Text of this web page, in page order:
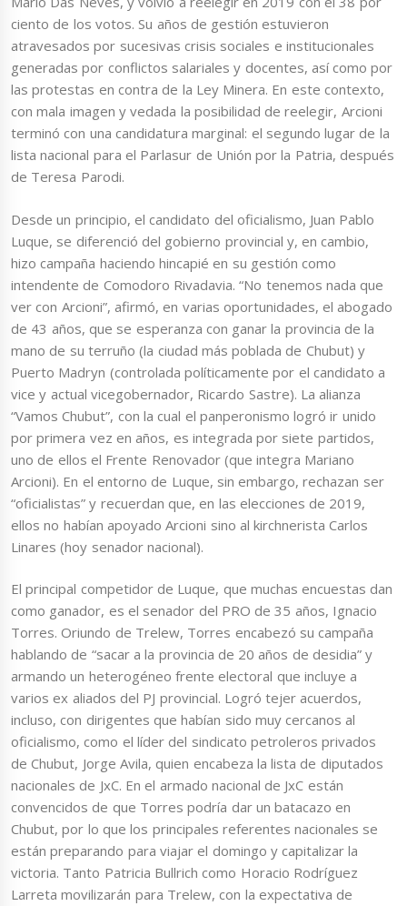
ciento de los votos. Su años de gestión estuvieron
atravesados por sucesivas crisis sociales e institucionales
generadas por conflictos salariales y docentes, así como por
las protestas en contra de la Ley Minera. En este contexto,
con mala imagen y vedada la posibilidad de reelegir, Arcioni
terminó con una candidatura marginal: el segundo lugar de la
lista nacional para el Parlasur de Unión por la Patria, después
de Teresa Parodi.
Desde un principio, el candidato del oficialismo, Juan Pablo
Luque, se diferenció del gobierno provincial y, en cambio,
hizo campaña haciendo hincapié en su gestión como
intendente de Comodoro Rivadavia. “No tenemos nada que
ver con Arcioni”, afirmó, en varias oportunidades, el abogado
de 43 años, que se esperanza con ganar la provincia de la
mano de su terruño (la ciudad más poblada de Chubut) y
Puerto Madryn (controlada políticamente por el candidato a
vice y actual vicegobernador, Ricardo Sastre). La alianza
“Vamos Chubut”, con la cual el panperonismo logró ir unido
por primera vez en años, es integrada por siete partidos,
uno de ellos el Frente Renovador (que integra Mariano
Arcioni). En el entorno de Luque, sin embargo, rechazan ser
“oficialistas” y recuerdan que, en las elecciones de 2019,
ellos no habían apoyado Arcioni sino al kirchnerista Carlos
Linares (hoy senador nacional).
El principal competidor de Luque, que muchas encuestas dan
como ganador, es el senador del PRO de 35 años, Ignacio
Torres. Oriundo de Trelew, Torres encabezó su campaña
hablando de “sacar a la provincia de 20 años de desidia” y
armando un heterogéneo frente electoral que incluye a
varios ex aliados del PJ provincial. Logró tejer acuerdos,
incluso, con dirigentes que habían sido muy cercanos al
oficialismo, como el líder del sindicato petroleros privados
de Chubut, Jorge Avila, quien encabeza la lista de diputados
nacionales de JxC. En el armado nacional de JxC están
convencidos de que Torres podría dar un batacazo en
Chubut, por lo que los principales referentes nacionales se
están preparando para viajar el domingo y capitalizar la
victoria. Tanto Patricia Bullrich como Horacio Rodríguez
Larreta movilizarán para Trelew, con la expectativa de